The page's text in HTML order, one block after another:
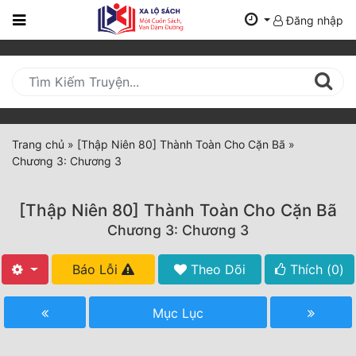
Trang
Mới
Cập
Nhật
(current)
Thể Loại
Tất Cả
Hoàn Thành
Đăng nhập
Trang chủ » [Thập Niên 80] Thành Toàn Cho Cặn Bã »
Chương 3: Chương 3
[Thập Niên 80] Thành Toàn Cho Cặn Bã
Chương 3: Chương 3
Báo Lỗi Theo Dõi Thích (0)
Mục Lục